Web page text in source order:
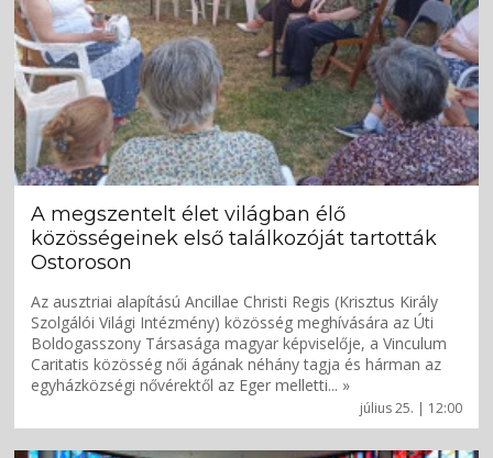
július 25. | 12:00
A megszentelt élet világban élő
közösségeinek első találkozóját tartották
Ostoroson
Az ausztriai alapítású Ancillae Christi Regis (Krisztus Király
Szolgálói Világi Intézmény) közösség meghívására az Úti
Boldogasszony Társasága magyar képviselője, a Vinculum
Caritatis közösség női ágának néhány tagja és hárman az
egyházközségi nővérektől az Eger melletti... »